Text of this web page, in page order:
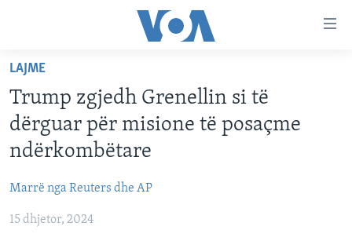
faqen
kryesore
Kalo
tek
faqja
Kalo
tek
kërkimi
KATEGORITË
AMERIKA
EVROPA
BOTA
DITARI
Learning English
FOLLOW US
LAJME
Trump zgjedh Grenellin si të
dërguar për misione të posaçme
ndërkombëtare
Marrë nga Reuters dhe AP
15 dhjetor, 2024